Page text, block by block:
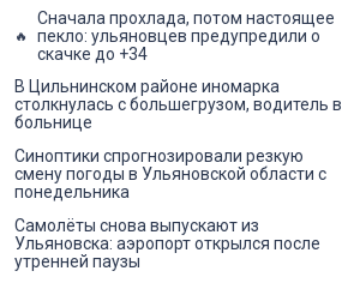
Сначала прохлада, потом настоящее
пекло: ульяновцев предупредили о
скачке до +34
В Цильнинском районе иномарка
столкнулась с большегрузом, водитель в
больнице
Синоптики спрогнозировали резкую
смену погоды в Ульяновской области с
понедельника
Самолёты снова выпускают из
Ульяновска: аэропорт открылся после
утренней паузы